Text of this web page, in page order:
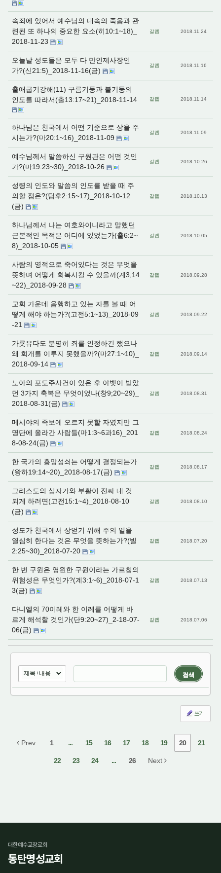
속죄에 있어서 예수님의 대속의 죽음과 관
련된 또 하나의 중요한 요소(히10:1~18)_
2018-11-23
갈렙 2018.11.24
오늘날 성도들은 모두 다 만인제사장인
가?(신21:5)_2018-11-16(금)
갈렙 2018.11.16
출애굽기강해(11) 구름기둥과 불기둥의
인도를 따라서(출13:17~21)_2018-11-14
갈렙 2018.11.14
하나님은 천국에서 어떤 기준으로 상을 주
시는가?(마20:1~16)_2018-11-09
갈렙 2018.11.09
예수님께서 말씀하신 구원관은 어떤 것인
가?(마19:23~30)_2018-10-26
갈렙 2018.10.26
성령의 인도와 말씀의 인도를 받을 때 주
의할 점은?(딤후2:15~17)_2018-10-12
(금)
갈렙 2018.10.13
하나님께서 나는 여호와이니라고 말했던
근본적인 목적은 어디에 있었는가(출6:2~
8)_2018-10-05
갈렙 2018.10.05
사람의 영적으로 죽어있다는 것은 무엇을
뜻하며 어떻게 회복시킬 수 있을까(계3;14
~22)_2018-09-28
갈렙 2018.09.28
교회 가운데 음행하고 있는 자를 볼 때 어
떻게 해야 하는가?(고전5:1~13)_2018-09
-21
갈렙 2018.09.22
가룟유다도 분명히 죄를 인정하긴 했으나
왜 회개를 이루지 못했을까?(마27:1~10)_
2018-09-14
갈렙 2018.09.14
노아의 포도주사건이 있은 후 야벳이 받았
던 3가지 축복은 무엇이었나(창9;20~29)_
2018-08-31(금)
갈렙 2018.08.31
메시야의 족보에 오르지 못할 자였지만 그
명단에 올라간 사람들(마1:3~6과16)_201
8-08-24(금)
갈렙 2018.08.24
한 국가의 흥망성쇠는 어떻게 결정되는가
(왕하19:14~20)_2018-08-17(금)
갈렙 2018.08.17
그리스도의 십자가와 부활이 진짜 내 것
되게 하려면(고전15:1~4)_2018-08-10
(금)
갈렙 2018.08.10
성도가 천국에서 상얻기 위해 주의 일을
열심히 한다는 것은 무엇을 뜻하는가?(빌
2:25~30)_2018-07-20
갈렙 2018.07.20
한 번 구원은 영원한 구원이라는 가르침의
위험성은 무엇인가?(계3:1~6)_2018-07-1
3(금)
갈렙 2018.07.13
다니엘의 70이레와 한 이레를 어떻게 바
르게 해석할 것인가(단9:20~27)_2-18-07-
06(금)
갈렙 2018.07.06
검색
쓰기
Prev 1 ... 15 16 17 18 19 20 21
22 23 24 ... 26 Next
대한예수교장로회
동탄명성교회